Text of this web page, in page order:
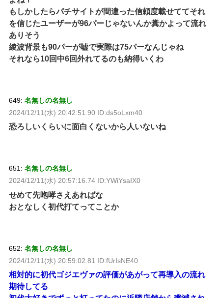
もしかしたらパチサイトが間違った信頼度載せててそれ
を信じたユーザーが96パーじゃないんか糞かよって流れ
ありそう
綾波背景も90パーが嘘で実際は75パーなんじゃね
それなら10回中6回外れてるのも納得いくわ
649: 名無しの名無し
2024/12/11(水) 20:42:51.90 ID:ds5oLxm40
恐ろしいくらいに面白くないから人いないね
651: 名無しの名無し
2024/12/11(水) 20:57:16.74 ID:YWiYsaIX0
せめて先咆哮さえあればな
おとなしく初代打てってことか
652: 名無しの名無し
2024/12/11(水) 20:59:02.81 ID:fUrIsNE40
相対的に初代ゴジエヴァの評価があがって再導入の流れ
期待してる